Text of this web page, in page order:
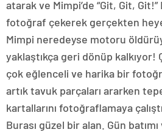
atarak ve Mimpi’de “Git, Git, Git!”
fotoğraf çekerek gerçekten
Mimpi neredeyse motoru
yaklaştıkça geri dönüp kalkıyor!
çok eğlenceli ve harika bir
artık tavuk parçaları ararken
kartallarını fotoğraflamaya
Burası güzel bir alan. Gün